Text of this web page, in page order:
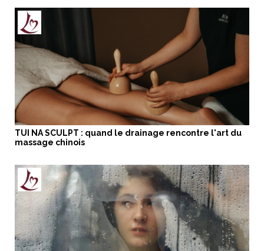
TUI NA SCULPT : quand le drainage rencontre l'art du
massage chinois